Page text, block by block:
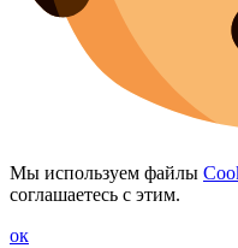
Мы используем файлы
соглашаетесь с этим.
ок